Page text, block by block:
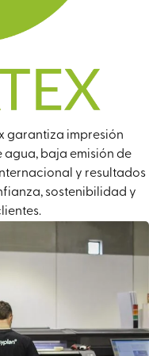
garantiza impresión
agua, baja emisión de
y resultados
sostenibilidad y